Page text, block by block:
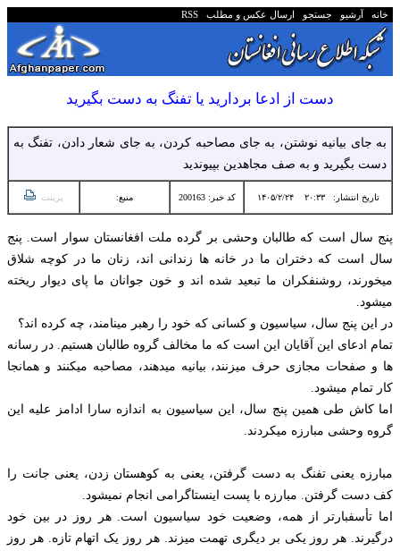
خانه آرشیو جستجو ارسال عکس و مطلب RSS
دست از ادعا بردارید یا تفنگ به دست بگیرید
به جای بیانیه نوشتن، به جای مصاحبه کردن، به جای شعار دادن، تفنگ به
دست بگیرید و به صف مجاهدین بپیوندید
تاریخ انتشار:۲۰:۳۳ ۱۴۰۵/۲/۲۴ کد خبر: 200163 منبع: پرینت
پنج سال است که طالبان وحشی بر گرده ملت افغانستان سوار است. پنج
سال است که دختران ما در خانه ها زندانی اند، زنان ما در کوچه شلاق
میخورند، روشنفکران ما تبعید شده اند و خون جوانان ما پای دیوار ریخته
میشود.
در این پنج سال، سیاسیون و کسانی که خود را رهبر مینامند، چه کرده اند؟
تمام ادعای این آقایان این است که ما مخالف گروه طالبان هستیم. در رسانه
ها و صفحات مجازی حرف میزنند، بیانیه میدهند، مصاحبه میکنند و همانجا
کار تمام میشود.
اما کاش طی همین پنج سال، این سیاسیون به اندازه سارا ادامز علیه این
گروه وحشی مبارزه میکردند.
مبارزه یعنی تفنگ به دست گرفتن، یعنی به کوهستان زدن، یعنی جانت را
کف دست گرفتن. مبارزه با پست اینستاگرامی انجام نمیشود.
اما تأسفبارتر از همه، وضعیت خود سیاسیون است. هر روز در بین خود
درگیرند. هر روز یکی بر دیگری تهمت میزند. هر روز یک اتهام تازه. هر روز